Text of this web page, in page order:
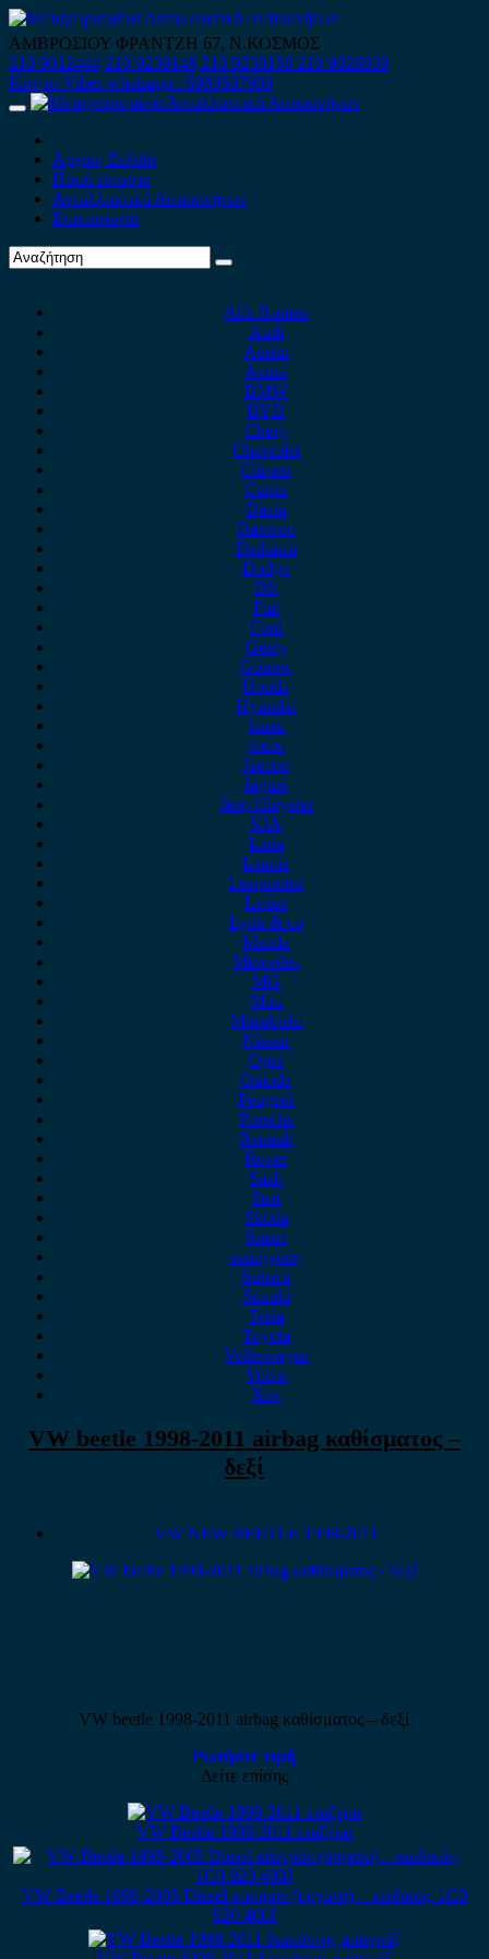
Skip
to
content
ΑΜΒΡΟΣΙΟΥ ΦΡΑΝΤΖΗ 67, Ν.ΚΟΣΜΟΣ
210 9012444 210 9239148 210 9238158 210 9026839
Κινητό-Viber-whatsapp : 6980507900
Primary
Αρχική Σελίδα
Ποιοί είμαστε
Ανταλλακτικά Αυτοκινήτων
Επικοινωνία
Alfa Romeo
Audi
Austin
Acura
BMW
BYD
Chery
Chevrolet
Citroen
Cupra
Dacia
Daewoo
Daihatsu
Dodge
DS
Fiat
Ford
Geely
Gonow
Honda
Hyundai
Isuzu
iveco
Jaecoo
Jaguar
Jeep Chrysler
KIA
Lada
Lancia
Leapmotor
Lexus
Lynk & co
Mazda
Mercedes
MG
Mini
Mitsubishi
Nissan
Opel
Omoda
Peugeot
Porsche
Renault
Rover
Saab
Seat
Skoda
Smart
ssangyong
Subaru
Suzuki
Tesla
Toyota
Volkswagen
Volvo
Xev
VW beetle 1998-2011 airbag καθίσματος –
δεξί
VW NEW BEETLE 1998-2011
VW beetle 1998-2011 airbag καθίσματος – δεξί
Ρωτήστε τιμή
Δείτε επίσης
VW Beetle 1998-2011 εταζέρα
VW Beetle 1998-2005 Diesel καντράν (όργανα) – κωδικός: 1C0
920 400J